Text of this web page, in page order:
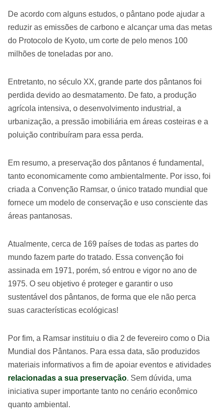
De acordo com alguns estudos, o pântano pode ajudar a
reduzir as emissões de carbono e alcançar uma das metas
do Protocolo de Kyoto, um corte de pelo menos 100
milhões de toneladas por ano.
Entretanto, no século XX, grande parte dos pântanos foi
perdida devido ao desmatamento. De fato, a produção
agrícola intensiva, o desenvolvimento industrial, a
urbanização, a pressão imobiliária em áreas costeiras e a
poluição contribuíram para essa perda.
Em resumo, a preservação dos pântanos é fundamental,
tanto economicamente como ambientalmente. Por isso, foi
criada a Convenção Ramsar, o único tratado mundial que
fornece um modelo de conservação e uso consciente das
áreas pantanosas.
Atualmente, cerca de 169 países de todas as partes do
mundo fazem parte do tratado. Essa convenção foi
assinada em 1971, porém, só entrou e vigor no ano de
1975. O seu objetivo é proteger e garantir o uso
sustentável dos pântanos, de forma que ele não perca
suas características ecológicas!
Por fim, a Ramsar instituiu o dia 2 de fevereiro como o Dia
Mundial dos Pântanos. Para essa data, são produzidos
materiais informativos a fim de apoiar eventos e atividades
relacionadas a sua preservação. Sem dúvida, uma
iniciativa super importante tanto no cenário econômico
quanto ambiental.